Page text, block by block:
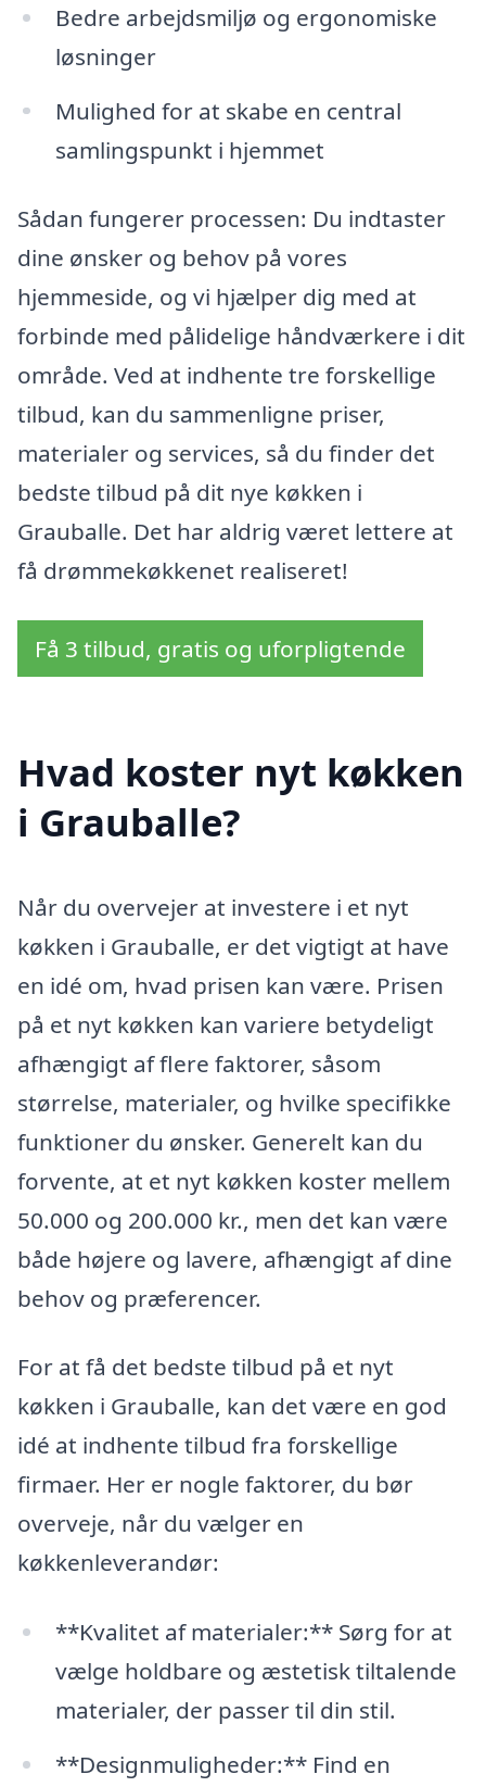
Bedre arbejdsmiljø og ergonomiske
løsninger
Mulighed for at skabe en central
samlingspunkt i hjemmet
Sådan fungerer processen: Du indtaster
dine ønsker og behov på vores
hjemmeside, og vi hjælper dig med at
forbinde med pålidelige håndværkere i dit
område. Ved at indhente tre forskellige
tilbud, kan du sammenligne priser,
materialer og services, så du finder det
bedste tilbud på dit nye køkken i
Grauballe. Det har aldrig været lettere at
få drømmekøkkenet realiseret!
Få 3 tilbud, gratis og uforpligtende
Hvad koster nyt køkken
i Grauballe?
Når du overvejer at investere i et nyt
køkken i Grauballe, er det vigtigt at have
en idé om, hvad prisen kan være. Prisen
på et nyt køkken kan variere betydeligt
afhængigt af flere faktorer, såsom
størrelse, materialer, og hvilke specifikke
funktioner du ønsker. Generelt kan du
forvente, at et nyt køkken koster mellem
50.000 og 200.000 kr., men det kan være
både højere og lavere, afhængigt af dine
behov og præferencer.
For at få det bedste tilbud på et nyt
køkken i Grauballe, kan det være en god
idé at indhente tilbud fra forskellige
firmaer. Her er nogle faktorer, du bør
overveje, når du vælger en
køkkenleverandør:
**Kvalitet af materialer:** Sørg for at
vælge holdbare og æstetisk tiltalende
materialer, der passer til din stil.
**Designmuligheder:** Find en